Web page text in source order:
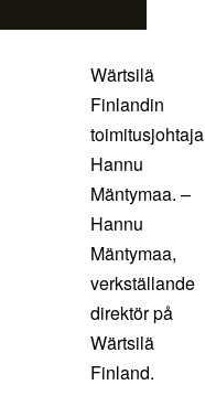
Wärtsilä
Finlandin
toimitusjohtaja
Hannu
Mäntymaa. –
Hannu
Mäntymaa,
verkställande
direktör på
Wärtsilä
Finland.